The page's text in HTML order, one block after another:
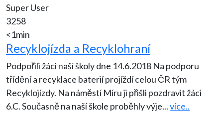
Super User
3258
<1min
Recyklojízda a Recyklohraní
Podpořili žáci naší školy dne 14.6.2018 Na podporu
třídění a recyklace baterií projíždí celou ČR tým
Recyklojízdy. Na náměstí Míru ji přišli pozdravit žáci
6.C. Současně na naší škole proběhly výje...více..